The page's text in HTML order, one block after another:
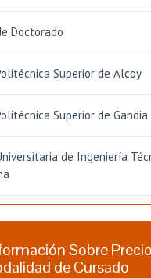
Doctorado
Superior de Alcoy
Superior de Gandia
de Ingeniería
Sobre
de Cursado